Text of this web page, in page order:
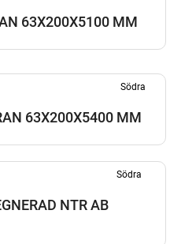
63X200X5100 MM
Södra
63X200X5400 MM
Södra
NTR AB